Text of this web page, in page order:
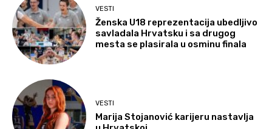
VESTI
Ženska U18 reprezentacija ubedljivo
savladala Hrvatsku i sa drugog
mesta se plasirala u osminu finala
VESTI
Marija Stojanović karijeru nastavlja